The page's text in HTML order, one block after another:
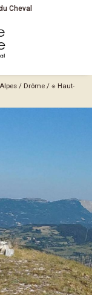
Cheval
/ Drôme /※ Haut-